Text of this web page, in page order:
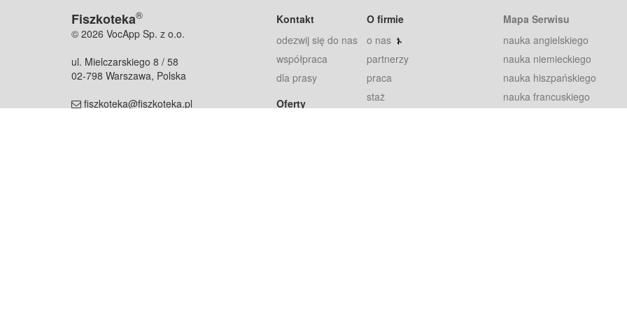
Fiszkoteka®
© 2026 VocApp Sp. z o.o.
ul. Mielczarskiego 8 / 58
02-798 Warszawa, Polska
fiszkoteka@fiszkoteka.pl
Kontakt
odezwij się do nas
współpraca
dla prasy
Oferty
O firmie
o nas
partnerzy
praca
staż
Mapa Serwisu
nauka angielskiego
nauka niemieckiego
nauka hiszpańskiego
nauka francuskiego